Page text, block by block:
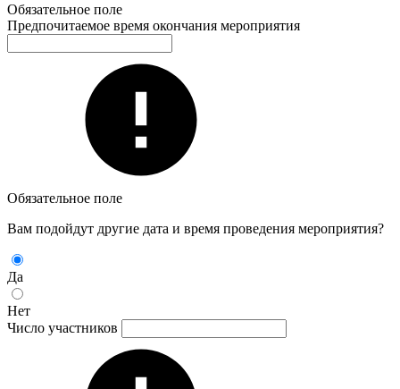
Обязательное поле
Предпочитаемое время окончания мероприятия
Обязательное поле
Вам подойдут другие дата и время проведения мероприятия?
Да
Нет
Число участников